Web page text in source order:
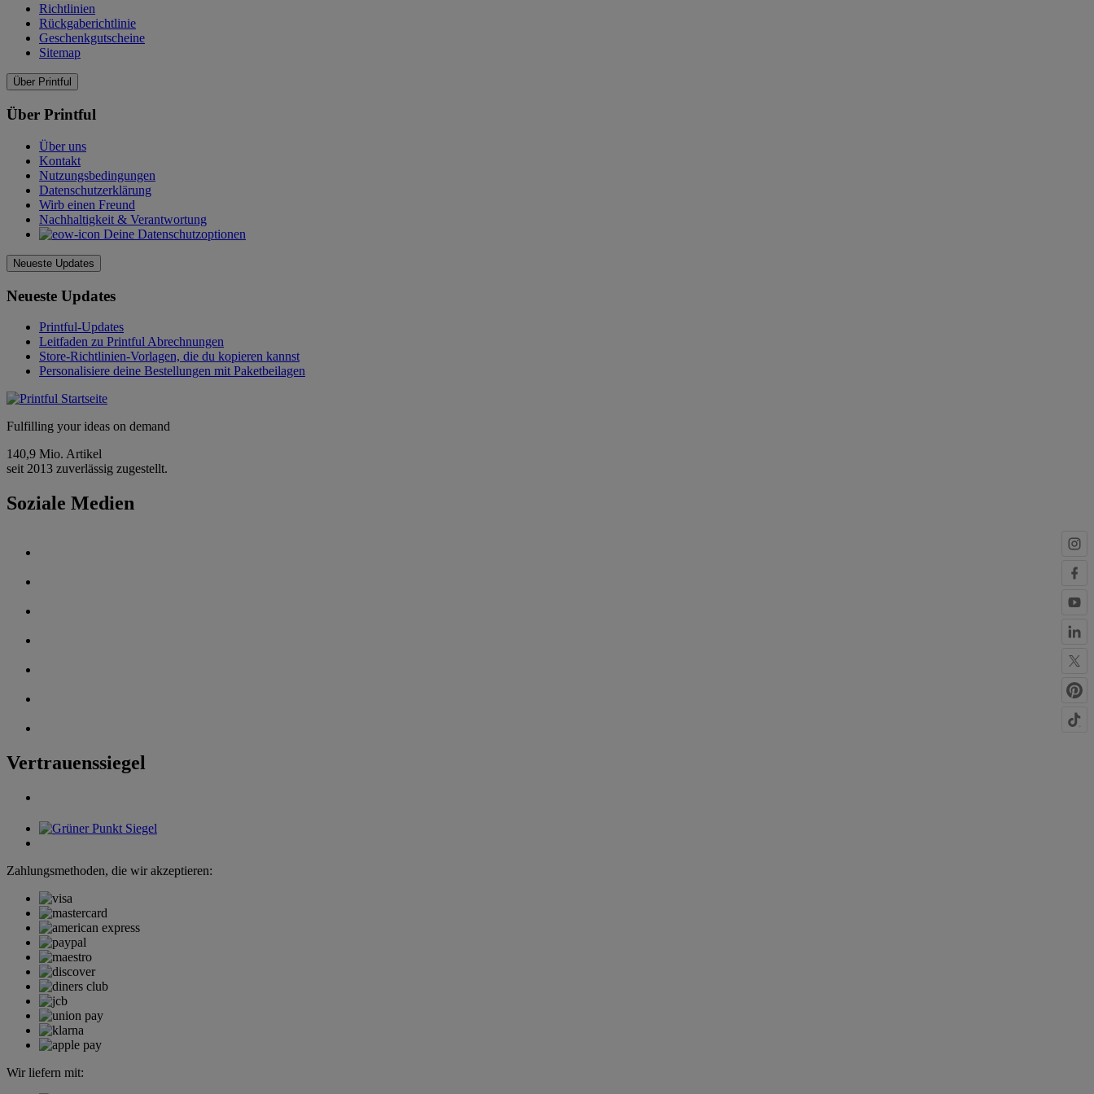
Richtlinien
Rückgaberichtlinie
Geschenkgutscheine
Sitemap
Über Printful
Über Printful
Über uns
Kontakt
Nutzungsbedingungen
Datenschutzerklärung
Wirb einen Freund
Nachhaltigkeit & Verantwortung
Deine Datenschutzoptionen
Neueste Updates
Neueste Updates
Printful-Updates
Leitfaden zu Printful Abrechnungen
Store-Richtlinien-Vorlagen, die du kopieren kannst
Personalisiere deine Bestellungen mit Paketbeilagen
Fulfilling your ideas on demand
140,9 Mio. Artikel
seit 2013 zuverlässig zugestellt.
Soziale Medien
Vertrauenssiegel
Zahlungsmethoden, die wir akzeptieren:
Wir liefern mit: